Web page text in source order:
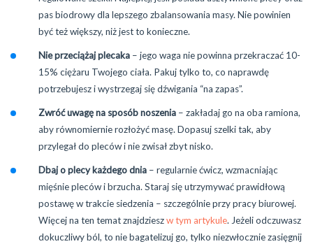
pas biodrowy dla lepszego zbalansowania masy. Nie powinien
być też większy, niż jest to konieczne.
Nie przeciążaj plecaka – jego waga nie powinna przekraczać 10-
15% ciężaru Twojego ciała. Pakuj tylko to, co naprawdę
potrzebujesz i wystrzegaj się dźwigania “na zapas”.
Zwróć uwagę na sposób noszenia – zakładaj go na oba ramiona,
aby równomiernie rozłożyć masę. Dopasuj szelki tak, aby
przylegał do pleców i nie zwisał zbyt nisko.
Dbaj o plecy każdego dnia – regularnie ćwicz, wzmacniając
mięśnie pleców i brzucha. Staraj się utrzymywać prawidłową
postawę w trakcie siedzenia – szczególnie przy pracy biurowej.
Więcej na ten temat znajdzieszw tym artykule. Jeżeli odczuwasz
dokuczliwy ból, to nie bagatelizuj go, tylko niezwłocznie zasięgnij